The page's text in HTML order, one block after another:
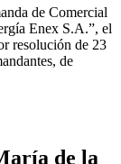
de Comercial
Enex S.A.”, el
resolución de 23
de
de la